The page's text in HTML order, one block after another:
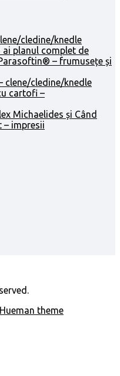
cledine/knedle
ai planul complet de
– frumusețe și
clene/cledine/knedle
cartofi –
Michaelides și Când
– impresii
Hueman theme